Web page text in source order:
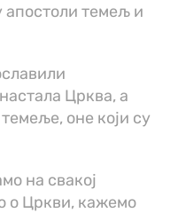
апостоли темељ и
Црква, а
оне који су
на свакој
о Цркви, кажемо